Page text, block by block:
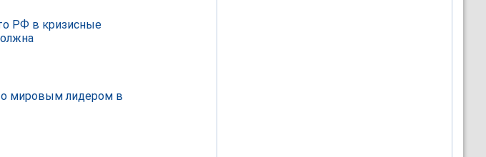
РФ в кризисные
мировым лидером в